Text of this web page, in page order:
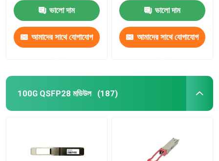
ভালো দাম
আমাদের সাথে যোগাযোগ
ভালো দাম
আমাদের সাথে যোগাযোগ
100G QSFP28 মডিউল (187)